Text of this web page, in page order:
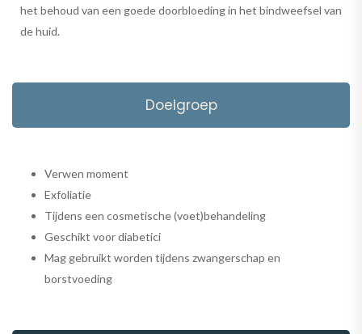
het behoud van een goede doorbloeding in het bindweefsel van
de huid.
Doelgroep
Verwen moment
Exfoliatie
Tijdens een cosmetische (voet)behandeling
Geschikt voor diabetici
Mag gebruikt worden tijdens zwangerschap en
borstvoeding